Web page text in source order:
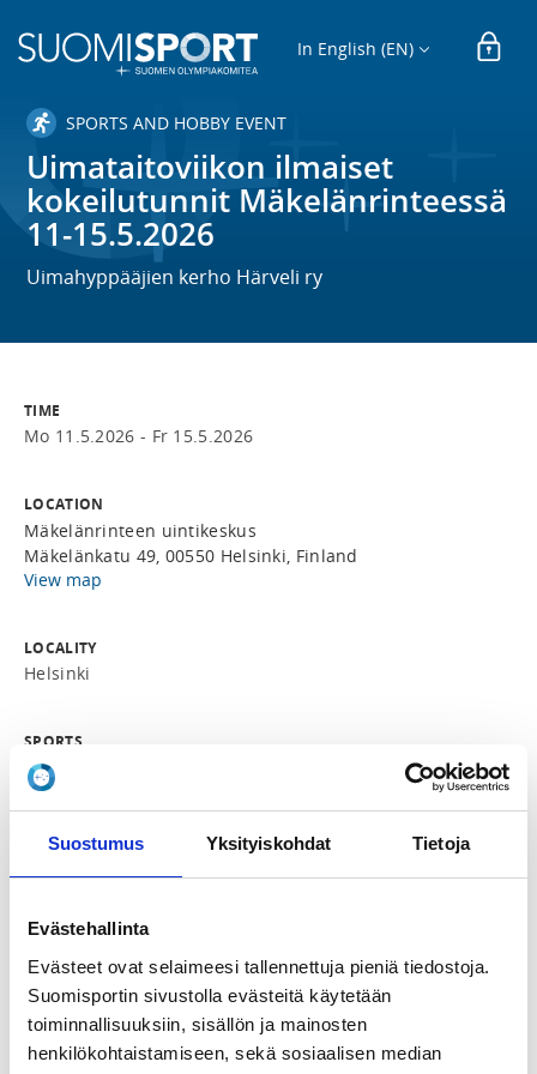
Suostumus Yksityiskohdat Tietoja
Evästehallinta
Evästeet ovat selaimeesi tallennettuja pieniä tiedostoja.
Suomisportin sivustolla evästeitä käytetään
toiminnallisuuksiin, sisällön ja mainosten
henkilökohtaistamiseen, sekä sosiaalisen median
In English (EN)
SPORTS AND HOBBY EVENT
Uimataitoviikon ilmaiset
kokeilutunnit Mäkelänrinteessä
11-15.5.2026
Uimahyppääjien kerho Härveli ry
TIME
Mo 11.5.2026 - Fr 15.5.2026
LOCATION
Mäkelänrinteen uintikeskus
Mäkelänkatu 49, 00550 Helsinki, Finland
View map
LOCALITY
Helsinki
SPORTS
Uimahypyt, Uinti
REGISTRATION PERIOD
Fr 8.5.2026 at 15:00 - Fr 15.5.2026 at 21:00
ADDITIONAL INFORMATION
rkosken@gmail.com
Uimataitoviikolla 11.–17.5.2026 juhlistamme